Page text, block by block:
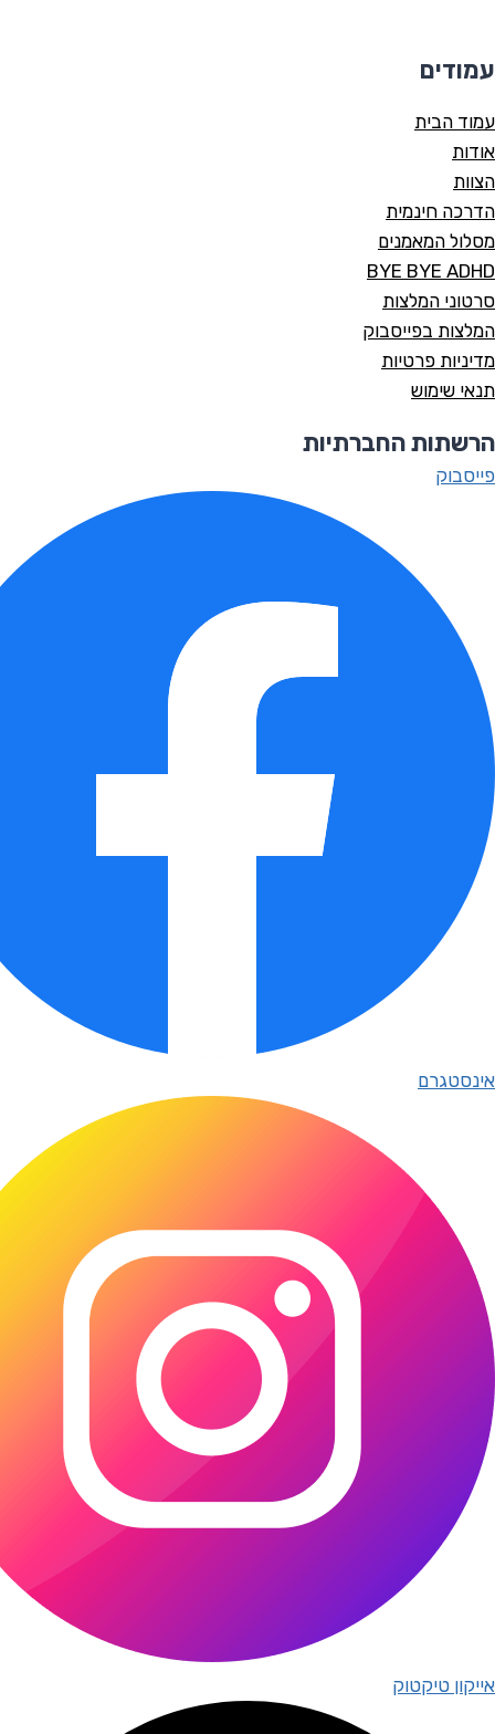
עמודים
עמוד הבית
אודות
הצוות
הדרכה חינמית
מסלול המאמנים
BYE BYE ADHD
סרטוני המלצות
המלצות בפייסבוק
מדיניות פרטיות
תנאי שימוש
הרשתות החברתיות
פייסבוק
אינסטגרם
אייקון טיקטוק